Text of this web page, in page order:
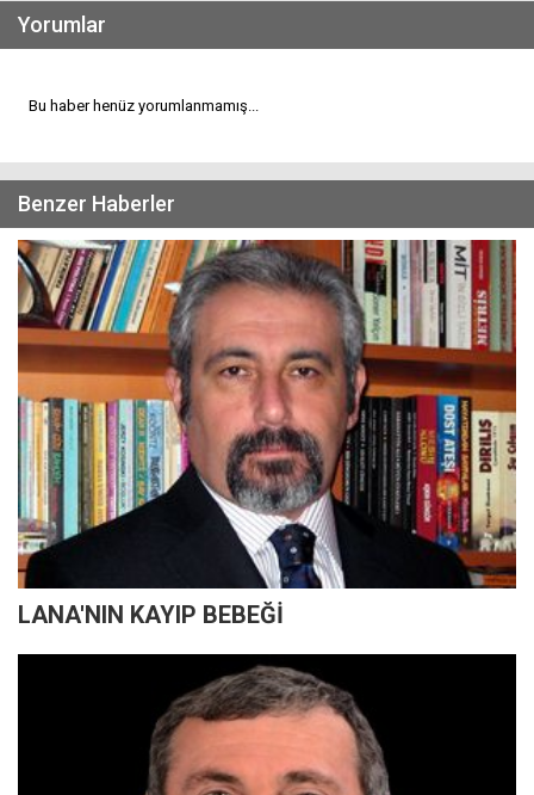
Yorumlar
Bu haber henüz yorumlanmamış...
Benzer Haberler
LANA'NIN KAYIP BEBEĞİ